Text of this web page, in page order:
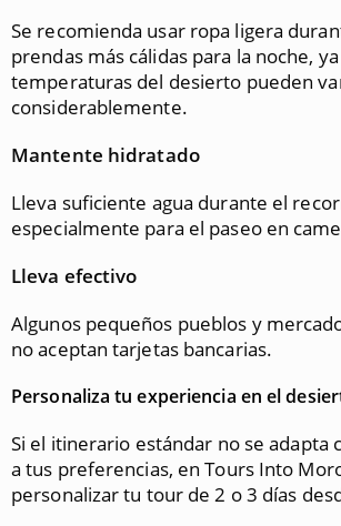
Se recomienda usar ropa ligera
prendas más cálidas para la noche,
temperaturas del desierto pueden
considerablemente.
Mantente hidratado
Lleva suficiente agua durante el
especialmente para el paseo en
Lleva efectivo
Algunos pequeños pueblos y
no aceptan tarjetas bancarias.
Personaliza tu experiencia en el
Si el itinerario estándar no se adapta
a tus preferencias, en Tours Into
personalizar tu tour de 2 o 3 días